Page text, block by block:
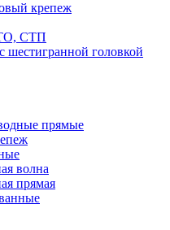
крепеж
СТП
головкой
прямые
волна
прямая